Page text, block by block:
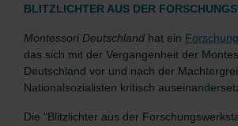
BLITZLICHTER AUS DER
Montessori Deutschland hat ein
das sich mit der Vergangenheit der
Deutschland vor und nach der
Nationalsozialisten kritisch
Die "Blitzlichter aus der